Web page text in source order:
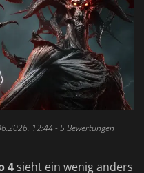
12:44- 5 Bewertungen
4 sieht ein wenig anders